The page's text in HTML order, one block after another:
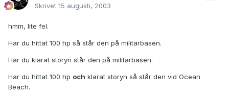
Skrivet 15 augusti, 2003
hmm, lite fel.
Har du hittat 100 hp så står den på militärbasen.
Har du klarat storyn står den på militärbasen.
Har du hittat 100 hp och klarat storyn så står den vid Ocean
Beach.